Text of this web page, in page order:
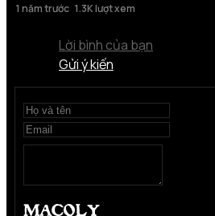
1 năm trước 1.3K lượt xem
Lời bình của bạn
Gửi ý kiến